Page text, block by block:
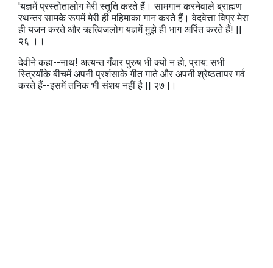
'यज्ञमें प्रस्तोतालोग मेरी स्तुति करते हैं। सामगान करनेवाले ब्राह्मण
रथन्तर सामके रूपमें मेरी ही महिमाका गान करते हैं। वेदवेत्ता विप्र मेरा
ही यजन करते और ऋत्विजलोग यज्ञमें मुझे ही भाग अर्पित करते हैं! ||
२६ ।।
देवीने कहा--नाथ! अत्यन्त गँवार पुरुष भी क्‍यों न हो, प्राय: सभी
स्त्रियोंके बीचमें अपनी प्रशंसाके गीत गाते और अपनी श्रेष्ठतापर गर्व
करते हैं--इसमें तनिक भी संशय नहीं है || २७ |।